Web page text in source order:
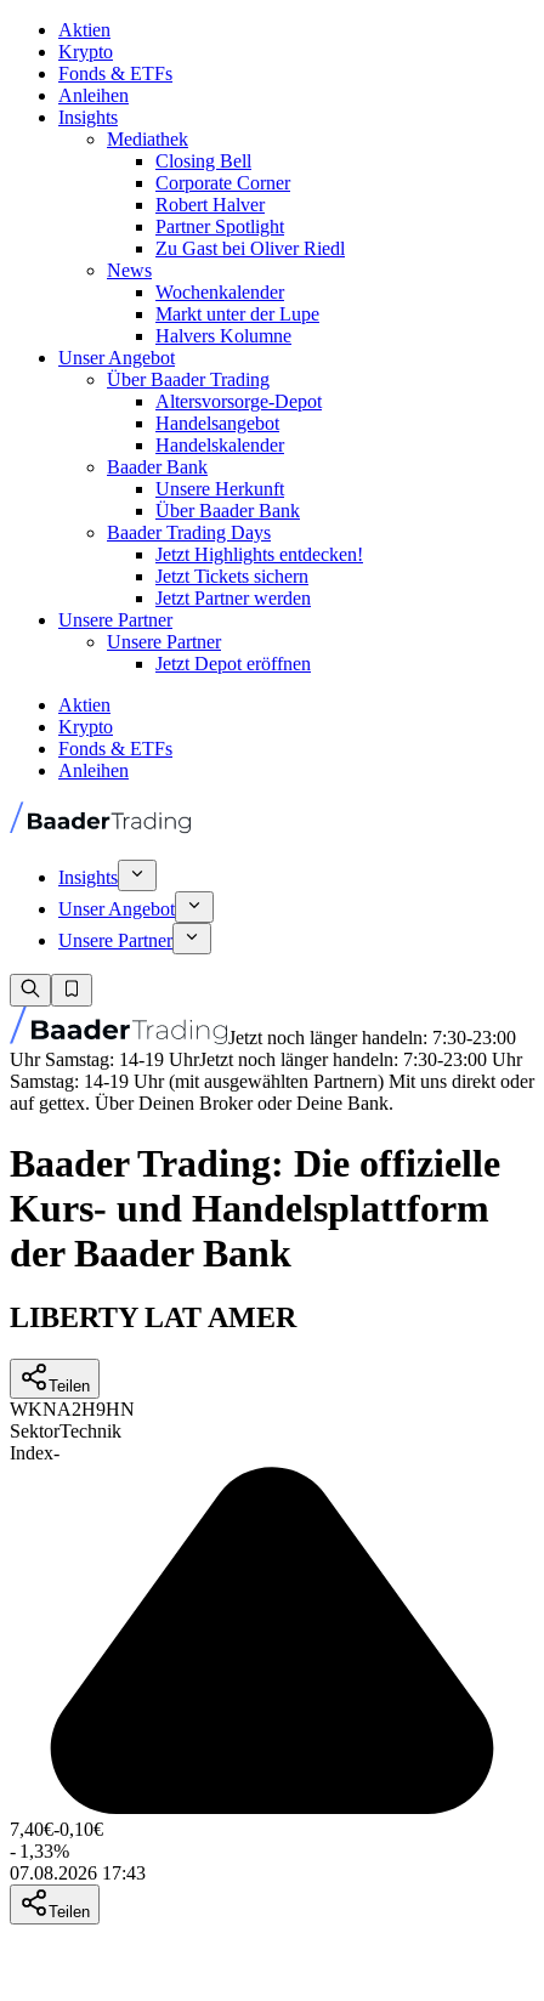
Aktien
Krypto
Fonds & ETFs
Anleihen
Insights
Mediathek
Closing Bell
Corporate Corner
Robert Halver
Partner Spotlight
Zu Gast bei Oliver Riedl
News
Wochenkalender
Markt unter der Lupe
Halvers Kolumne
Unser Angebot
Über Baader Trading
Altersvorsorge-Depot
Handelsangebot
Handelskalender
Baader Bank
Unsere Herkunft
Über Baader Bank
Baader Trading Days
Jetzt Highlights entdecken!
Jetzt Tickets sichern
Jetzt Partner werden
Unsere Partner
Unsere Partner
Jetzt Depot eröffnen
Aktien
Krypto
Fonds & ETFs
Anleihen
Insights
Unser Angebot
Unsere Partner
Jetzt noch länger handeln: 7:30-23:00
Uhr Samstag: 14-19 UhrJetzt noch länger handeln: 7:30-23:00 Uhr
Samstag: 14-19 Uhr (mit ausgewählten Partnern) Mit uns direkt oder
auf gettex. Über Deinen Broker oder Deine Bank.
Baader Trading: Die offizielle
Kurs- und Handelsplattform
der Baader Bank
LIBERTY LAT AMER
Teilen
WKNA2H9HN
SektorTechnik
Index-
7,40€-0,10€
- 1,33%
07.08.2026 17:43
Teilen